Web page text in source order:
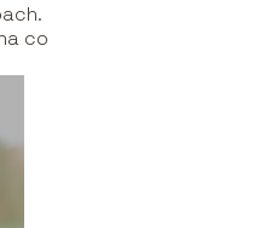
co